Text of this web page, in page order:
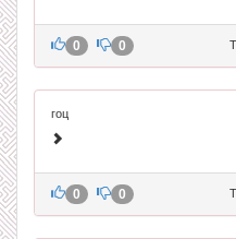
0 0
гоц
0 0